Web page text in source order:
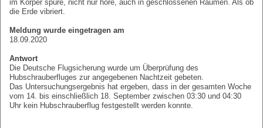
im Körper spüre, nicht nur höre, auch in geschlossenen Räumen. Als ob
die Erde vibriert.
Meldung wurde eingetragen am
18.09.2020
Antwort
Die Deutsche Flugsicherung wurde um Überprüfung des
Hubschrauberfluges zur angegebenen Nachtzeit gebeten.
Das Untersuchungsergebnis hat ergeben, dass in der gesamten Woche
vom 14. bis einschließlich 18. September zwischen 03:30 und 04:30
Uhr kein Hubschrauberflug festgestellt werden konnte.